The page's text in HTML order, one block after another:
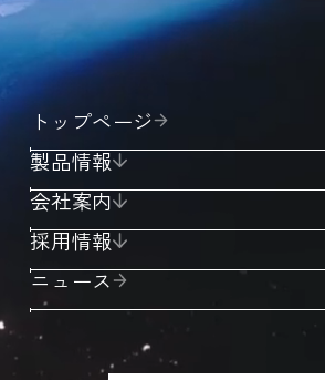
トップページ
会社案内
採用情報
ニュース
製品情報